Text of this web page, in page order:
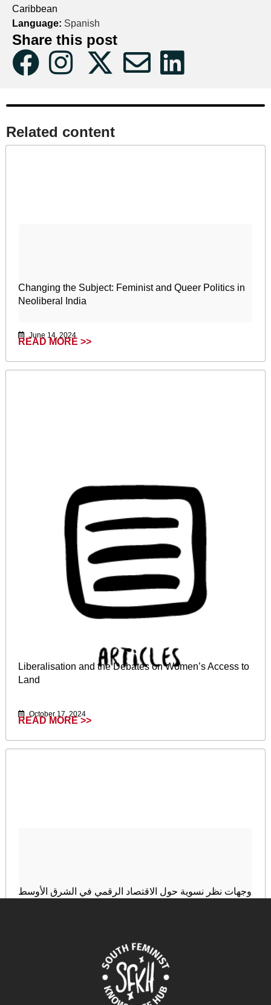
Caribbean
Language: Spanish
Share this post
Related content​
Changing the Subject: Feminist and Queer Politics in
Neoliberal India
June 14, 2024
READ MORE >>
Liberalisation and the Debates on Women’s Access to
Land
October 17, 2024
READ MORE >>
وجهات نظر نسوية حول الاقتصاد الرقمي في الشرق الأوسط